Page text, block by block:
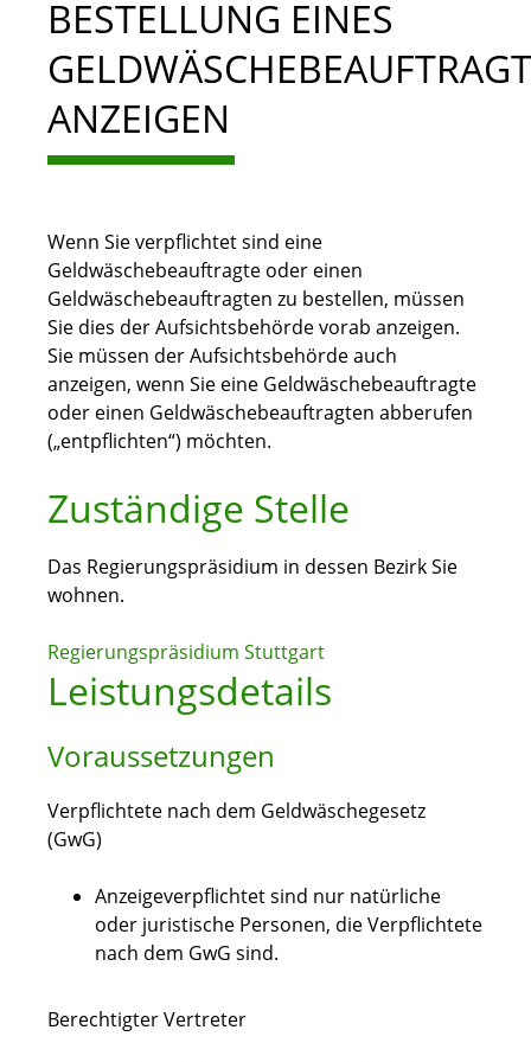
BESTELLUNG EINES
ANZEIGEN
Wenn Sie verpflichtet sind eine
Geldwäschebeauftragte oder einen
Geldwäschebeauftragten zu bestellen, müssen
Sie dies der Aufsichtsbehörde vorab anzeigen.
Sie müssen der Aufsichtsbehörde auch
anzeigen, wenn Sie eine Geldwäschebeauftragte
oder einen Geldwäschebeauftragten abberufen
(„entpflichten“) möchten.
Zuständige Stelle
Das Regierungspräsidium in dessen Bezirk Sie
wohnen.
Regierungspräsidium Stuttgart
Leistungsdetails
Voraussetzungen
Verpflichtete nach dem Geldwäschegesetz
(GwG)
Anzeigeverpflichtet sind nur natürliche
oder juristische Personen, die Verpflichtete
nach dem GwG sind.
Berechtigter Vertreter